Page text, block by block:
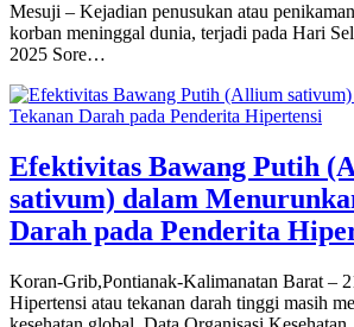
Mesuji – Kejadian penusukan atau
korban meninggal dunia, terjadi pada Hari
2025 Sore…
Efektivitas Bawang Putih
sativum) dalam
Darah pada Penderita
Koran-Grib,Pontianak-Kalimanatan Barat –
Hipertensi atau tekanan darah tinggi masih